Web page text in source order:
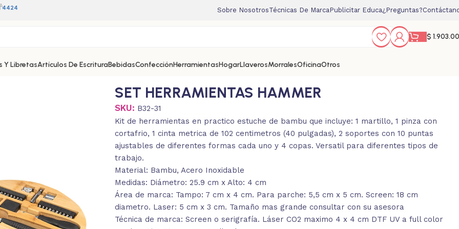
4424 Sobre NosotrosTécnicas De MarcaPublicitar Educa¿Preguntas?
$
Y LibretasArtículos De EscrituraBebidasConfecciónHerramientasHogarLlaverosMorralesOficinaOtros
SET HERRAMIENTAS HAMMER
SKU: B32-31
Kit de herramientas en practico estuche de bambu que incluye: 1 martillo, 1 pinza con
cortafrio, 1 cinta metrica de 102 centimetros (40 pulgadas), 2 soportes con 10 puntas
ajustables de diferentes formas cada uno y 4 copas. Versatil para diferentes tipos de
trabajo.
Material: Bambu, Acero Inoxidable
Medidas: Diámetro: 25.9 cm x Alto: 4 cm
Área de marca: Tampo: 7 cm x 4 cm. Para parche: 5,5 cm x 5 cm. Screen: 18 cm
diametro. Laser: 5 cm x 3 cm. Tamaño mas grande consultar con su asesora
Técnica de marca: Screen o serigrafía. Láser CO2 maximo 4 x 4 cm DTF UV a full color